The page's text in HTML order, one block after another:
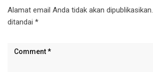
Alamat email Anda tidak akan dipublikasikan.
ditandai *